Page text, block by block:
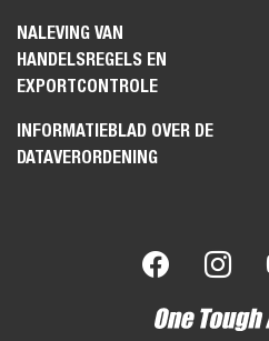
NALEVING VAN
HANDELSREGELS EN
EXPORTCONTROLE
INFORMATIEBLAD OVER DE
DATAVERORDENING